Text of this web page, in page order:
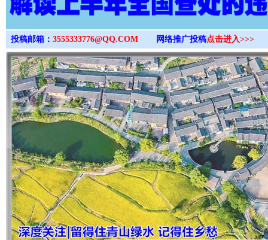
投稿邮箱： 3555333776@QQ.COM 网络推广投稿点击进入>>>